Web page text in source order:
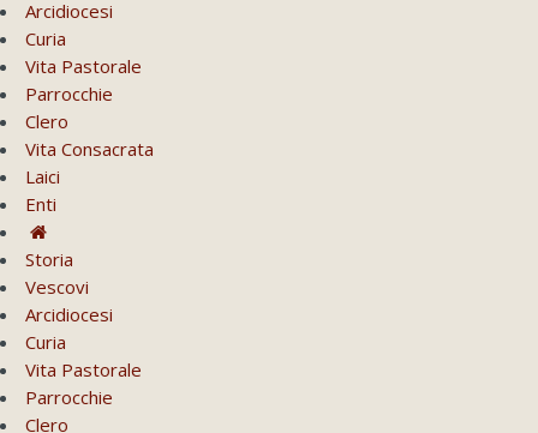
Arcidiocesi
Curia
Vita Pastorale
Parrocchie
Clero
Vita Consacrata
Laici
Enti
Storia
Vescovi
Arcidiocesi
Curia
Vita Pastorale
Parrocchie
Clero